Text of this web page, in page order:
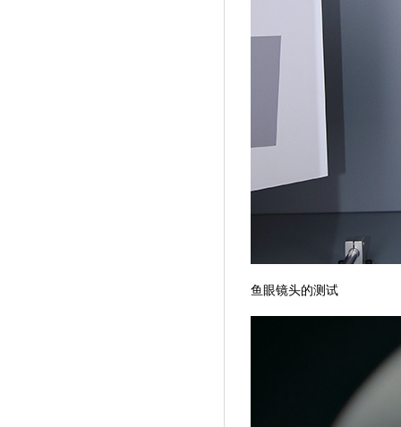
鱼眼镜头的测试